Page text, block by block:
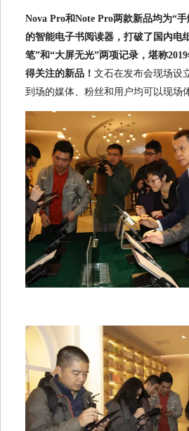
Nova Pro和Note Pro两款新品均为“
的智能电子书阅读器，打破了国内电
笔”和“大屏无光”两项记录，堪称
得关注的新品！ 文石在发布会现场设
到场的媒体、粉丝和用户均可以现场